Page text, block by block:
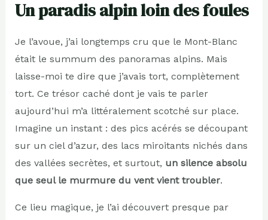
Un paradis alpin loin des foules
Je l’avoue, j’ai longtemps cru que le Mont-Blanc
était le summum des panoramas alpins. Mais
laisse-moi te dire que j’avais tort, complètement
tort. Ce trésor caché dont je vais te parler
aujourd’hui m’a littéralement scotché sur place.
Imagine un instant : des pics acérés se découpant
sur un ciel d’azur, des lacs miroitants nichés dans
des vallées secrètes, et surtout, un silence absolu
que seul le murmure du vent vient troubler.
Ce lieu magique, je l’ai découvert presque par